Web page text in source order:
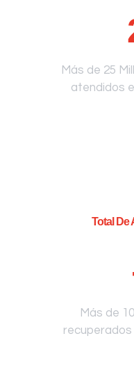
Más de 25
atendidos
Total De
Más de
recuperados